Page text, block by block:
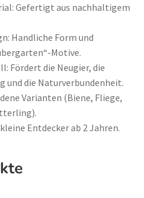
Gefertigt aus nachhaltigem
Handliche Form und
Motive.
Fördert die Neugier, die
und die Naturverbundenheit.
Varianten (Biene, Fliege,
Entdecker ab 2 Jahren.